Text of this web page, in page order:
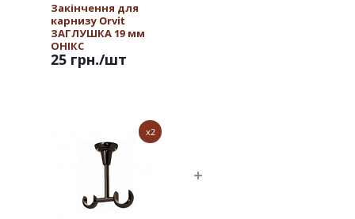
Закінчення для
карнизу Orvit
ЗАГЛУШКА 19 мм
ОНІКС
25 грн./шт
x2